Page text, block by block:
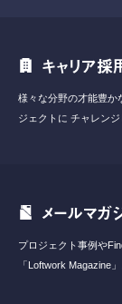
キャリア採
様々な分野の才能豊か
ジェクトに チャレンジ
メールマガ
プロジェクト事例や
「Loftwork Magazine」